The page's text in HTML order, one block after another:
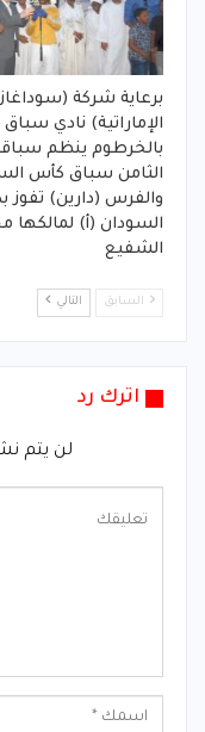
برعاية شركة (سوداغاز
الإماراتية) نادي
بالخرطوم ينظم
الثامن سباق كأس
والفرس (دارين) تفوز
السودان (أ) لمالكها
الشفيع
السابق التالي
اترك رد
لن يتم